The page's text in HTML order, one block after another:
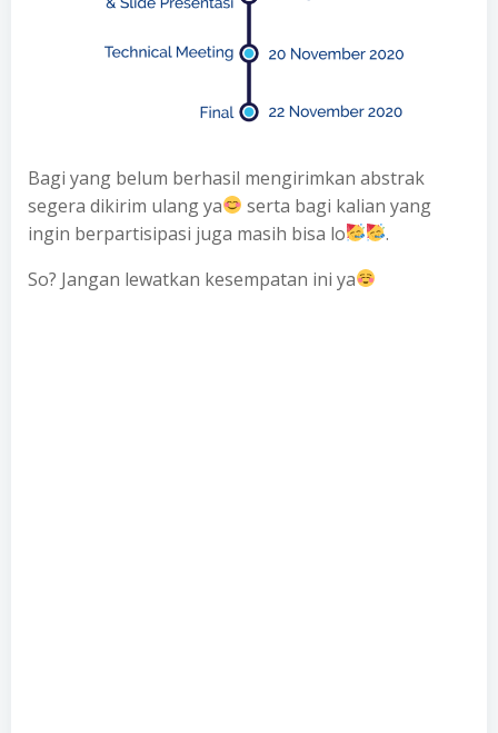
Bagi yang belum berhasil mengirimkan abstrak
segera dikirim ulang ya
serta bagi kalian yang
ingin berpartisipasi juga masih bisa lo
.
So? Jangan lewatkan kesempatan ini ya